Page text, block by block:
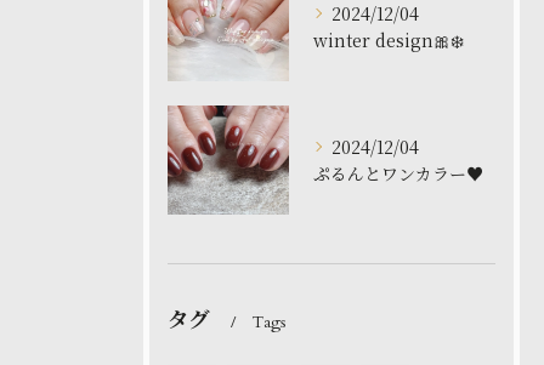
2024/12/04
winter design🎀❄️
2024/12/04
ぷるんとワンカラー♥️
タグ Tags